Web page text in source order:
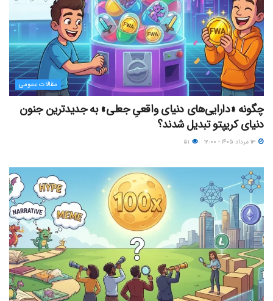
مقالات عمومی
چگونه «دارایی‌های دنیای واقعیِ جعلی» به جدیدترین جنون
دنیای کریپتو تبدیل شدند؟